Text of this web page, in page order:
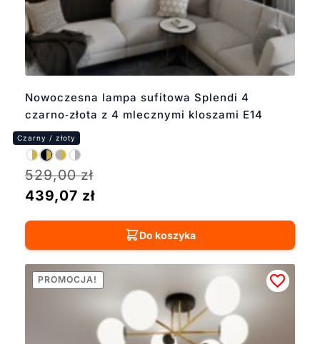
Nowoczesna lampa sufitowa Splendi 4
czarno‑złota z 4 mlecznymi kloszami E14
529,00zł
439,07 zł
Do koszyka
PROMOCJA!